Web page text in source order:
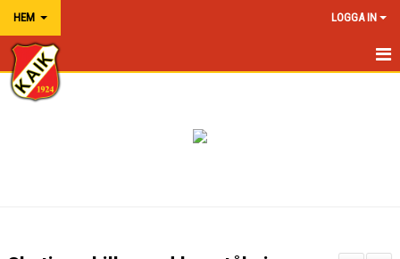
HEM LOGGA IN
HEM